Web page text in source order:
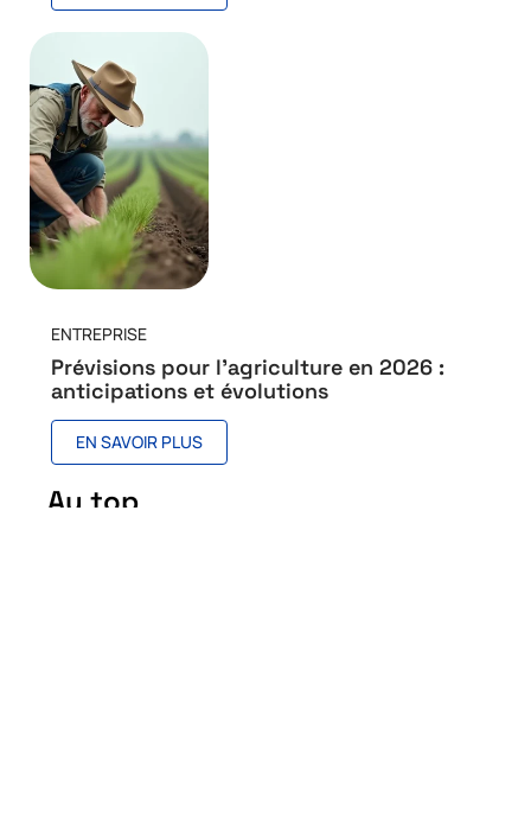
ENTREPRISE
Prévisions pour l’agriculture en 2026 :
anticipations et évolutions
EN SAVOIR PLUS
Au top